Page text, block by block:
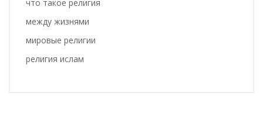
что такое религия
между жизнями
мировые религии
религия ислам